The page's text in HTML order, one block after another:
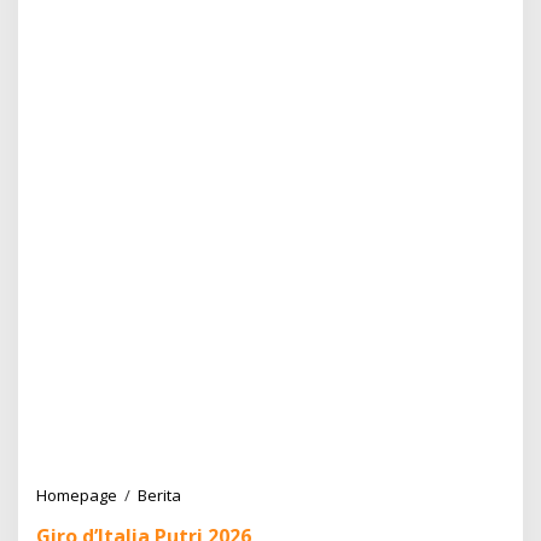
Homepage / Berita